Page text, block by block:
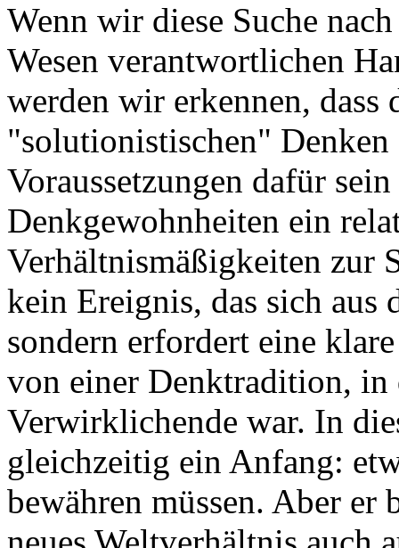
Wenn wir diese Suche
Wesen verantwortlichen
werden wir erkennen,
"solutionistischen"
Voraussetzungen dafür
Denkgewohnheiten ein
Verhältnismäßigkeiten zur
kein Ereignis, das sich
sondern erfordert eine
von einer Denktradition, in
Verwirklichende war. In
gleichzeitig ein Anfang:
bewähren müssen. Aber